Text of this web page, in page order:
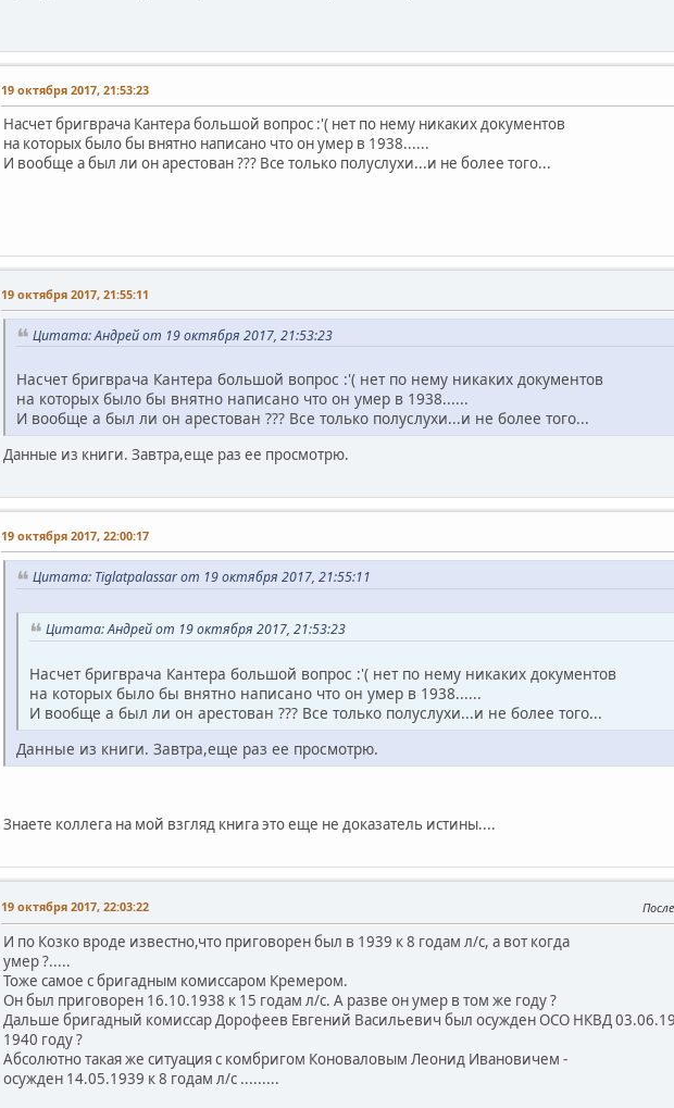
19 октября 2017, 21:53:23
Насчет бригврача Кантера большой вопрос :'( нет по нему никаких документов
на которых было бы внятно написано что он умер в 1938......
И вообще а был ли он арестован ??? Все только полуслухи...и не более того...
19 октября 2017, 21:55:11
Цитата: Андрей от 19 октября 2017, 21:53:23
Насчет бригврача Кантера большой вопрос :'( нет по нему никаких документов
на которых было бы внятно написано что он умер в 1938......
И вообще а был ли он арестован ??? Все только полуслухи...и не более того...
Данные из книги. Завтра,еще раз ее просмотрю.
19 октября 2017, 22:00:17
Цитата: Tiglatpalassar от 19 октября 2017, 21:55:11
Цитата: Андрей от 19 октября 2017, 21:53:23
Насчет бригврача Кантера большой вопрос :'( нет по нему никаких документов
на которых было бы внятно написано что он умер в 1938......
И вообще а был ли он арестован ??? Все только полуслухи...и не более того...
Данные из книги. Завтра,еще раз ее просмотрю.
Знаете коллега на мой взгляд книга это еще не доказатель истины....
19 октября 2017, 22:03:22
И по Козко вроде известно,что приговорен был в 1939 к 8 годам л/с, а вот когда
умер ?.....
Тоже самое с бригадным комиссаром Кремером.
Он был приговорен 16.10.1938 к 15 годам л/с. А разве он умер в том же году ?
Дальше бригадный комиссар Дорофеев Евгений Васильевич был осужден ОСО НКВД
1940 году ?
Абсолютно такая же ситуация с комбригом Коноваловым Леонид Ивановичем -
осужден 14.05.1939 к 8 годам л/с .........